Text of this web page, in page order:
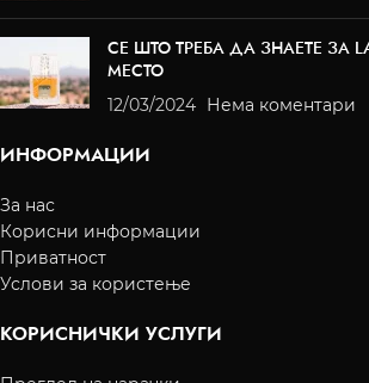
СЕ ШТО ТРЕБА ДА ЗНАЕТЕ ЗА
МЕСТО
12/03/2024 Нема коментари
ИНФОРМАЦИИ
За нас
Корисни информации
Приватност
Услови за користење
КОРИСНИЧКИ УСЛУГИ